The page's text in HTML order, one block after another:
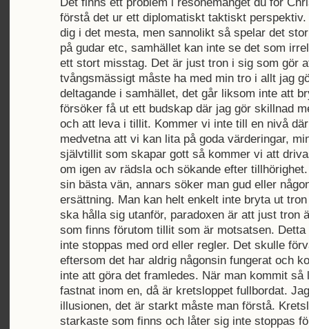
Det finns ett problem i resonemanget du för
förstå det ur ett diplomatiskt taktiskt perspektiv.
dig i det mesta, men sannolikt så spelar det
på gudar etc, samhället kan inte se det som
ett stort misstag. Det är just tron i sig som gör
tvångsmässigt måste ha med min tro i allt jag
deltagande i samhället, det går liksom inte att
försöker få ut ett budskap där jag gör skillnad
och att leva i tillit. Kommer vi inte till en nivå
medvetna att vi kan lita på goda värderingar,
självtillit som skapar gott så kommer vi att
om igen av rädsla och sökande efter
sin bästa vän, annars söker man gud eller
ersättning. Man kan helt enkelt inte bryta ut
ska hålla sig utanför, paradoxen är att just tron
som finns förutom tillit som är motsatsen. Detta
inte stoppas med ord eller regler. Det skulle
eftersom det har aldrig någonsin fungerat och
inte att göra det framledes. När man kommit så
fastnat inom en, då är kretsloppet fullbordat.
illusionen, det är starkt måste man förstå.
starkaste som finns och låter sig inte stoppas